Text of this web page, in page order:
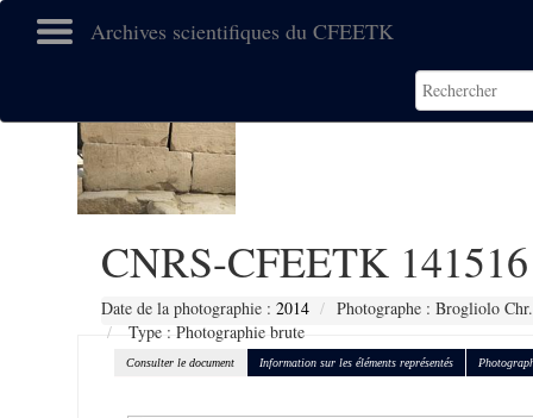
Archives scientifiques du CFEETK
CNRS-CFEETK 141516
Date de la photographie : 2014
Photographe : Brogliolo Chr.
Type : Photographie brute
Consulter le document Information sur les éléments représentés